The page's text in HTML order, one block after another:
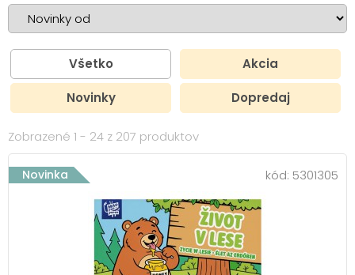
Všetko Akcia
Novinky Dopredaj
Zobrazené 1 - 24 z 207 produktov
Novinka kód: 5301305